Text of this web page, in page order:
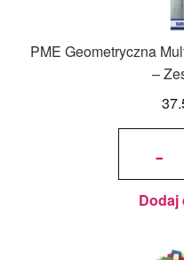
PME Geometryczna
–
-
ilość
-Zestaw
Dodaj